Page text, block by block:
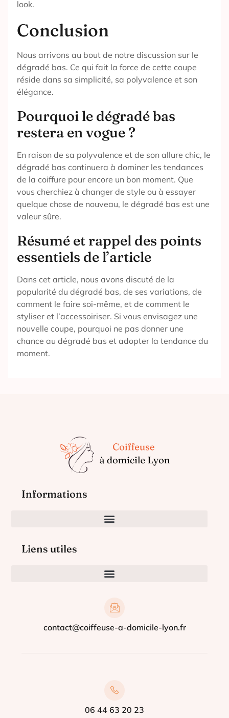
look.
Conclusion
Nous arrivons au bout de notre discussion sur le
dégradé bas. Ce qui fait la force de cette coupe
réside dans sa simplicité, sa polyvalence et son
élégance.
Pourquoi le dégradé bas
restera en vogue ?
En raison de sa polyvalence et de son allure chic, le
dégradé bas continuera à dominer les tendances
de la coiffure pour encore un bon moment. Que
vous cherchiez à changer de style ou à essayer
quelque chose de nouveau, le dégradé bas est une
valeur sûre.
Résumé et rappel des points
essentiels de l’article
Dans cet article, nous avons discuté de la
popularité du dégradé bas, de ses variations, de
comment le faire soi-même, et de comment le
styliser et l’accessoiriser. Si vous envisagez une
nouvelle coupe, pourquoi ne pas donner une
chance au dégradé bas et adopter la tendance du
moment.
Informations
Liens utiles
contact@coiffeuse-a-domicile-lyon.fr
06 44 63 20 23